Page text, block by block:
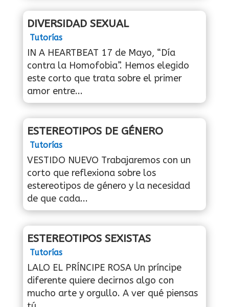
DIVERSIDAD SEXUAL
Tutorías
IN A HEARTBEAT 17 de Mayo, “Día
contra la Homofobia”. Hemos elegido
este corto que trata sobre el primer
amor entre...
ESTEREOTIPOS DE GÉNERO
Tutorías
VESTIDO NUEVO Trabajaremos con un
corto que reflexiona sobre los
estereotipos de género y la necesidad
de que cada...
ESTEREOTIPOS SEXISTAS
Tutorías
LALO EL PRÍNCIPE ROSA Un príncipe
diferente quiere decirnos algo con
mucho arte y orgullo. A ver qué piensas